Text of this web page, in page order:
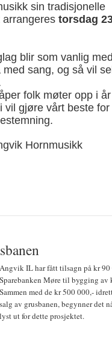
sin tradisjonelle
torsdag
blir som vanlig
med sang, og så vil
folk møter opp i
vil gjøre vårt beste for
Hornmusikk
Angvik IL har fått tilsagn på kr 90
Sparebanken Møre til bygging av
Sammen med de kr 500 000,-
salg av grusbanen, begynner det
lyst ut for dette prosjektet.